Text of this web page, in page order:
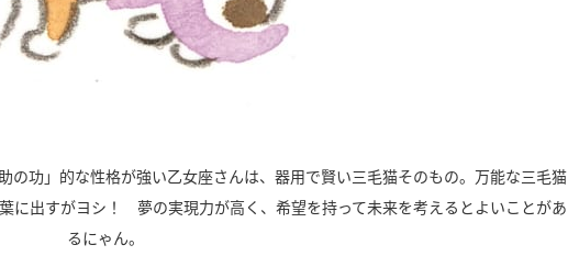
功」的な性格が強い乙女座さんは、器用で賢い三毛猫そのもの。万能な三毛猫
に出すがヨシ！ 夢の実現力が高く、希望を持って未来を考えるとよいことがあ
るにゃん。